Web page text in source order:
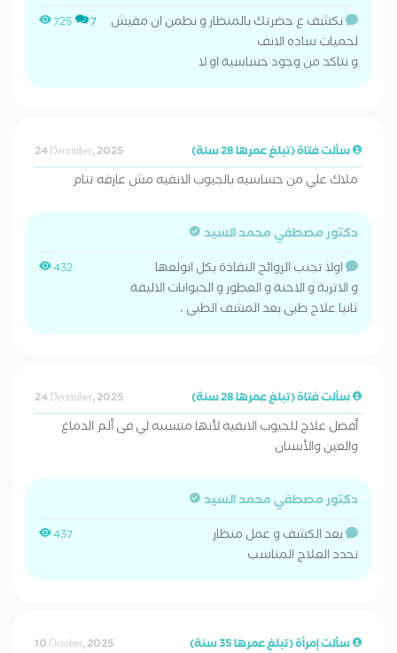
725 7
نكشف ع حضرتك بالمنظار و نطمن ان مفيش
لحميات ساده الانف
و نتاكد من وجود حساسية او لا
سألت فتاة (تبلغ عمرها 28 سنة) 24 December, 2025
ملاك علي من حساسيه بالجيوب الانفيه مش عارفه تنام
دكتور مصطفي محمد السيد
432
اولا تجنب الروائح النفاذة بكل انولعها
و الاتربة و الاخنة و العطور و الحيوانات الاليفة
ثانيا علاح طبى بعد المشف الطبى ،
سألت فتاة (تبلغ عمرها 28 سنة) 24 December, 2025
أفضل علاج للجيوب الانفيه لأنها متسببه لي فى ألم الدماغ
والعين والأسنان
دكتور مصطفي محمد السيد
437
بعد الكشف و عمل منظار
نحدد العلاج المناسب
سألت إمرأة (تبلغ عمرها 35 سنة) 10 October, 2025